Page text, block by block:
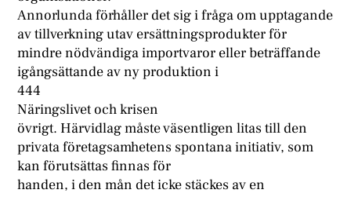
Annorlunda förhåller det sig i fråga om upptagande
av tillverkning utav ersättningsprodukter för
mindre nödvändiga importvaror eller beträffande
igångsättande av ny produktion i
444
Näringslivet och krisen
övrigt. Härvidlag måste väsentligen litas till den
privata företagsamhetens spontana initiativ, som
kan förutsättas finnas för
handen, i den mån det icke stäckes av en